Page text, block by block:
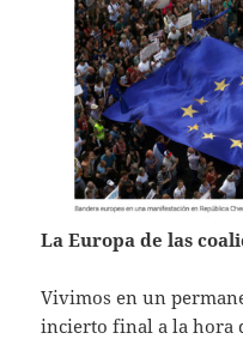
La Europa de las
Vivimos en un
incierto final a la hora